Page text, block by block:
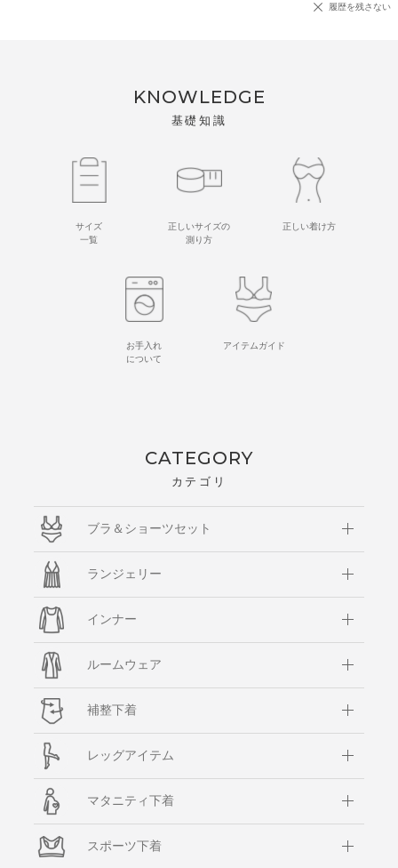
履歴を残さない
KNOWLEDGE
基礎知識
サイズ
一覧
正しいサイズの
測り方
正しい着け方
お手入れ
について
アイテムガイド
CATEGORY
カテゴリ
ブラ＆ショーツセット
ランジェリー
インナー
ルームウェア
補整下着
レッグアイテム
マタニティ下着
スポーツ下着